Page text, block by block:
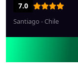
7.0
Puerto Montt - Chile